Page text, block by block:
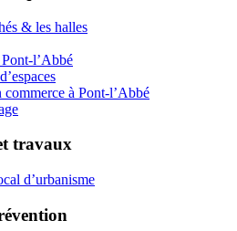
& les halles
l’Abbé
à Pont-l’Abbé
travaux
d’urbanisme